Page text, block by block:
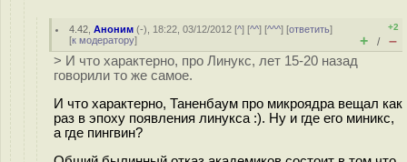
4.42 ,Аноним (-), 18:22, 03/12/2012 [^] [^^] [^^^] [ответить]
[к модератору]
+2
+ / –
> И что характерно, про Линукс, лет 15-20 назад
говорили то же самое.
И что характерно, Таненбаум про микроядра вещал как
раз в эпоху появления линукса :). Ну и где его миникс,
а где пингвин?